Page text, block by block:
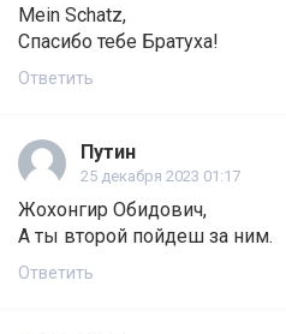
Mein Schatz,
Спасибо тебе Братуха!
Ответить
Путин
25 декабря 2023 01:17
Жохонгир Обидович,
А ты второй пойдеш за ним.
Ответить